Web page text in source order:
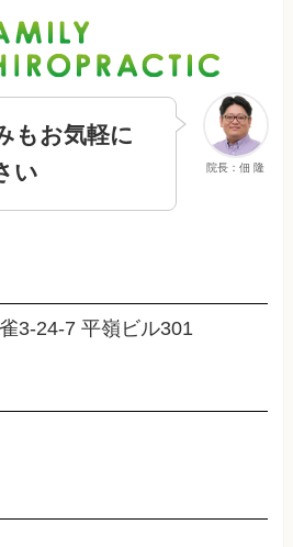
院長：佃 隆
もお気軽に
い
3-24-7 平嶺ビル301